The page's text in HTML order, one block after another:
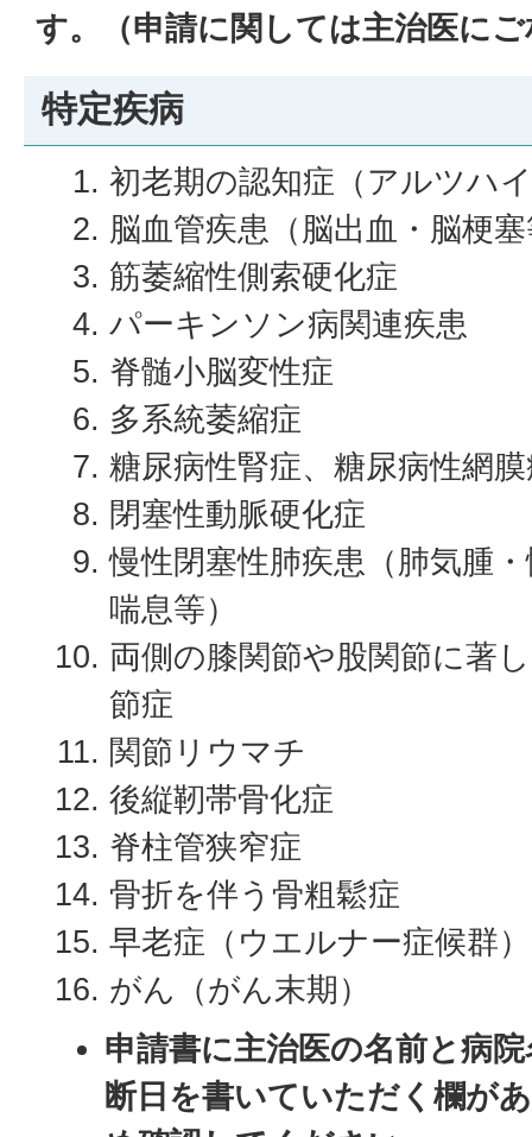
す。（申請に関しては主治医に
特定疾病
初老期の認知症（アルツハ
脳血管疾患（脳出血・脳梗
筋萎縮性側索硬化症
パーキンソン病関連疾患
脊髄小脳変性症
多系統萎縮症
糖尿病性腎症、糖尿病性網
閉塞性動脈硬化症
慢性閉塞性肺疾患（肺気腫
喘息等）
両側の膝関節や股関節に著
節症
関節リウマチ
後縦靭帯骨化症
脊柱管狭窄症
骨折を伴う骨粗鬆症
早老症（ウエルナー症候群）
がん（がん末期）
申請書に主治医の名前と病
断日を書いていただく欄が